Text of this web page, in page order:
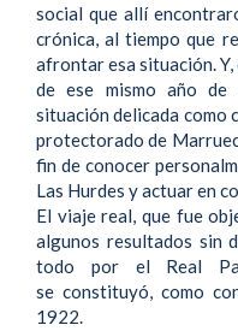
social que allí
crónica, al tiempo que
afrontar esa situación.
de ese mismo año
situación delicada como
protectorado de
fin de conocer
Las Hurdes y actuar en
El viaje real, que fue
algunos resultados sin
todo por el Real
se constituyó, como
1922.